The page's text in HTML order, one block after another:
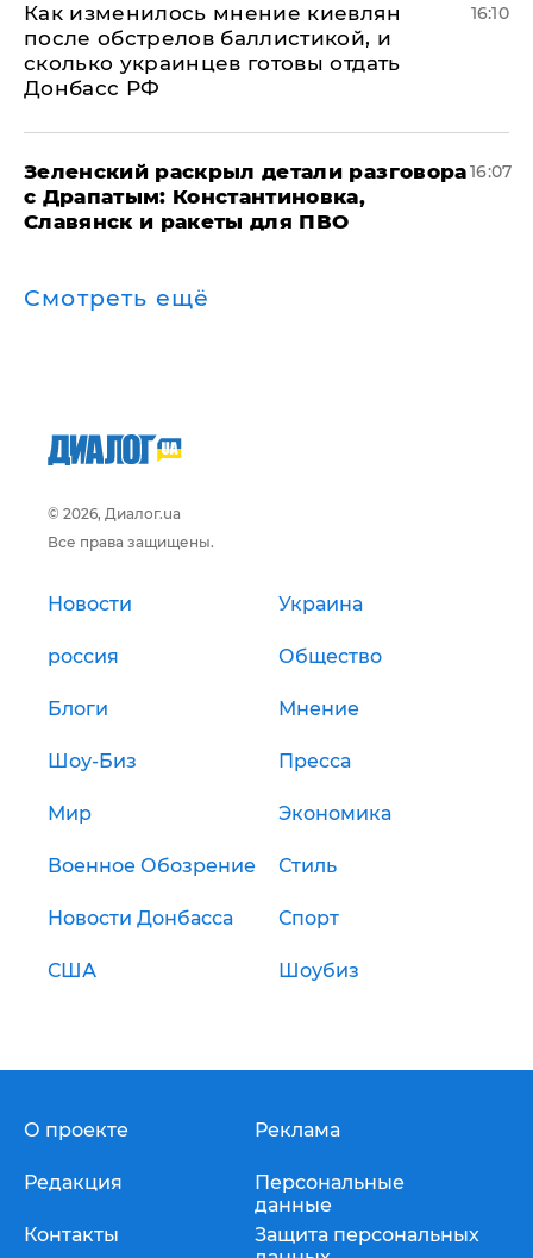
Как изменилось мнение киевлян
после обстрелов баллистикой, и
сколько украинцев готовы отдать
Донбасс РФ
16:10
​Зеленский раскрыл детали разговора
с Драпатым: Константиновка,
Славянск и ракеты для ПВО
16:07
Смотреть ещё
© 2026, Диалог.ua
Все права защищены.
Новости Украина
россия Общество
Блоги Мнение
Шоу-Биз Пресса
Мир Экономика
Военное Обозрение Стиль
Новости Донбасса Спорт
США Шоубиз
О проекте
Редакция
Контакты
Реклама
Персональные
данные
Защита персональных